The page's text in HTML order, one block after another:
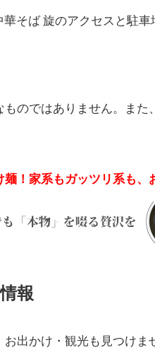
そば 旋のアクセスと駐車
ものではありません。ま
麺！家系もガッツリ系も、
報
出かけ・観光も見つけま